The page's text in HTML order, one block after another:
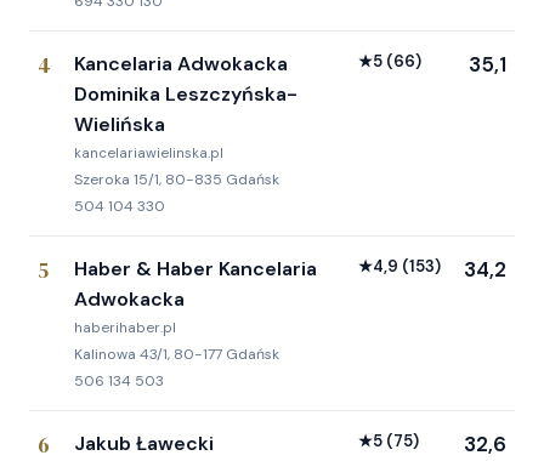
4
Kancelaria Adwokacka
Dominika Leszczyńska-
Wielińska
kancelariawielinska.pl
Szeroka 15/1, 80-835 Gdańsk
504 104 330
★5 (66) 35,1
5
Haber & Haber Kancelaria
Adwokacka
haberihaber.pl
Kalinowa 43/1, 80-177 Gdańsk
506 134 503
★4,9 (153) 34,2
6 Jakub Ławecki ★5 (75) 32,6